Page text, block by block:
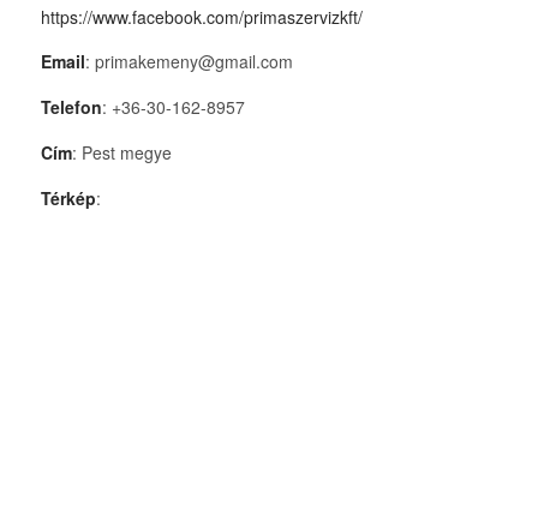
https://www.facebook.com/primaszervizkft/
Email: primakemeny@gmail.com
Telefon: +36-30-162-8957
Cím: Pest megye
Térkép: